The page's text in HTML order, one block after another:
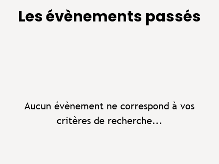
Les évènements passés
Aucun évènement ne correspond à vos
critères de recherche...